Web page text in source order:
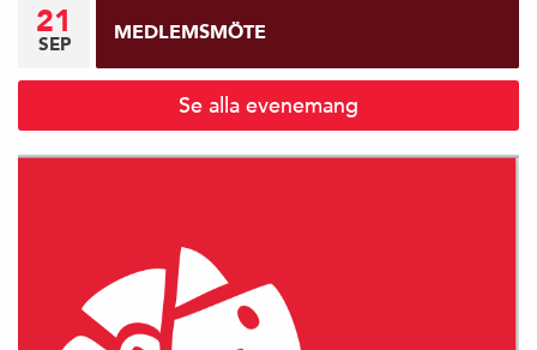
21
SEP MEDLEMSMÖTE
Se alla evenemang